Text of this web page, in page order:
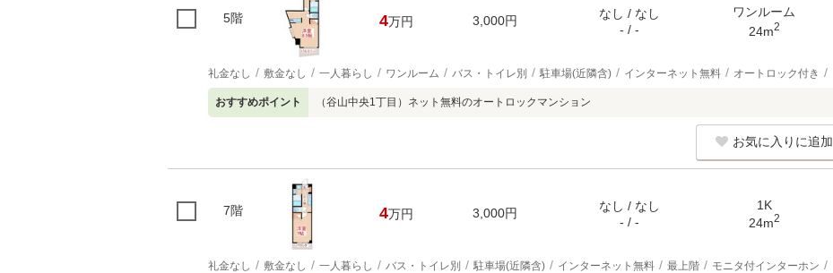
5階 4万円 3,000円
なし / なし
- / -
ワンルーム
24m2
礼金なし 敷金なし 一人暮らし ワンルーム バス・トイレ別 駐車場(近隣含) インターネット無料 オートロック付き
おすすめポイント （谷山中央1丁目）ネット無料のオートロックマンション
お気に入りに追加
7階 4万円 3,000円
なし / なし
- / -
1K
24m2
礼金なし 敷金なし 一人暮らし バス・トイレ別 駐車場(近隣含) インターネット無料 最上階 モニタ付インターホン